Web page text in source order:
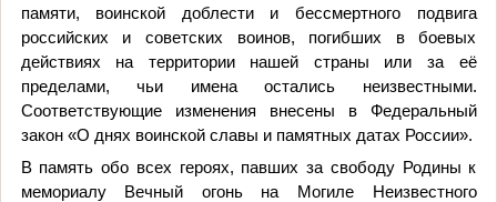
памяти, воинской доблести и бессмертного подвига
российских и советских воинов, погибших в боевых
действиях на территории нашей страны или за её
пределами, чьи имена остались неизвестными.
Соответствующие изменения внесены в
Федеральный
закон «О днях воинской славы и памятных датах России».
В память обо всех героях, павших за свободу Родины к
мемориалу Вечный огонь на Могиле Неизвестного